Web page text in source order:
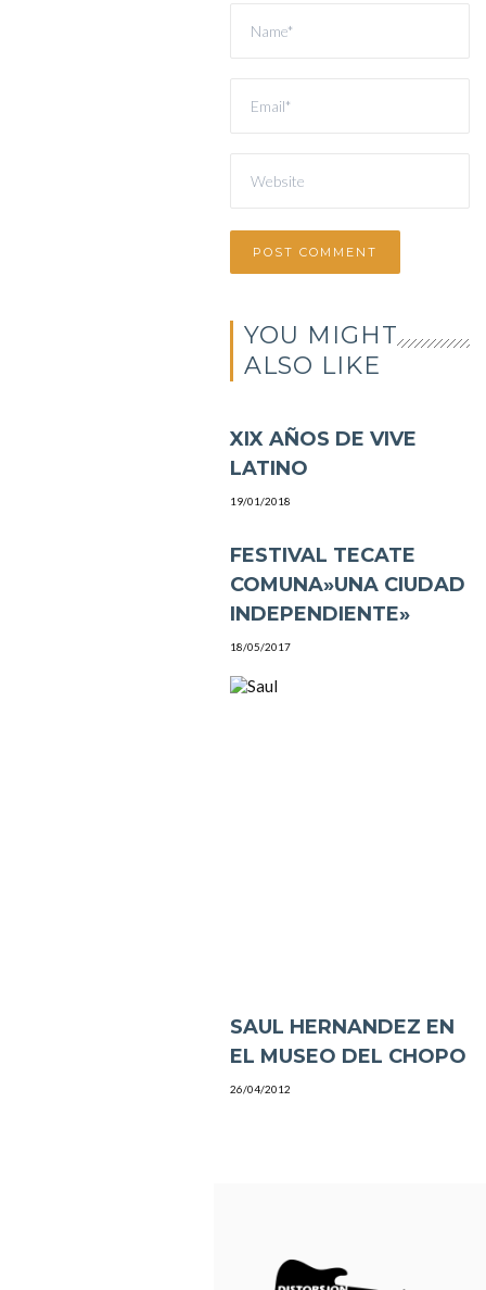
YOU MIGHT
ALSO LIKE
XIX AÑOS DE VIVE
LATINO
19/01/2018
FESTIVAL TECATE
COMUNA»UNA CIUDAD
INDEPENDIENTE»
18/05/2017
SAUL HERNANDEZ EN
EL MUSEO DEL CHOPO
26/04/2012